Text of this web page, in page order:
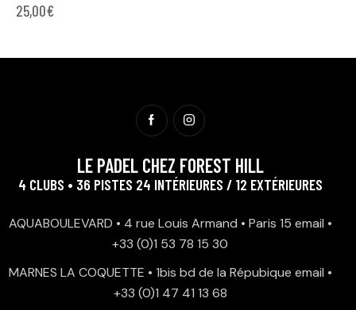
25,00€
LE PADEL CHEZ FOREST HILL
4 CLUBS • 36 PISTES 24 INTÉRIEURES / 12 EXTÉRIEURES
AQUABOULEVARD • 4 rue Louis Armand • Paris 15 email •
+33 (0)1 53 78 15 30
MARNES LA COQUETTE • 1bis bd de la Répubique email •
+33 (0)1 47 41 13 68